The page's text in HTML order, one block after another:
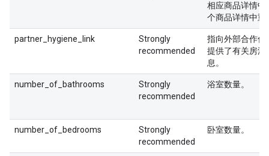
相应商品详情中
个商品详情中重
partner_hygiene_link
Strongly
recommended
指向外部合作伙
提供了有关房源
息。
number_of_bathrooms
Strongly
recommended
浴室数量。
number_of_bedrooms
Strongly
recommended
卧室数量。